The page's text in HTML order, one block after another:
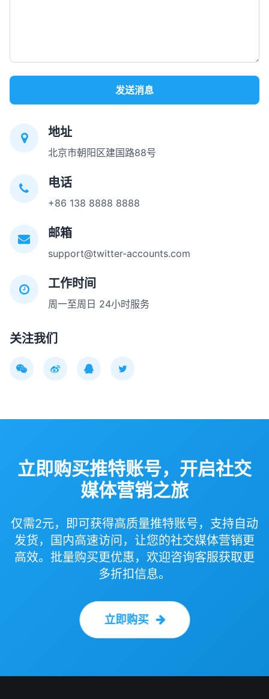
发送消息
地址
北京市朝阳区建国路88号
电话
+86 138 8888 8888
邮箱
support@twitter-accounts.com
工作时间
周一至周日 24小时服务
关注我们
立即购买推特账号，开启社交
媒体营销之旅
仅需2元，即可获得高质量推特账号，支持自动
发货，国内高速访问，让您的社交媒体营销更
高效。批量购买更优惠，欢迎咨询客服获取更
多折扣信息。
立即购买